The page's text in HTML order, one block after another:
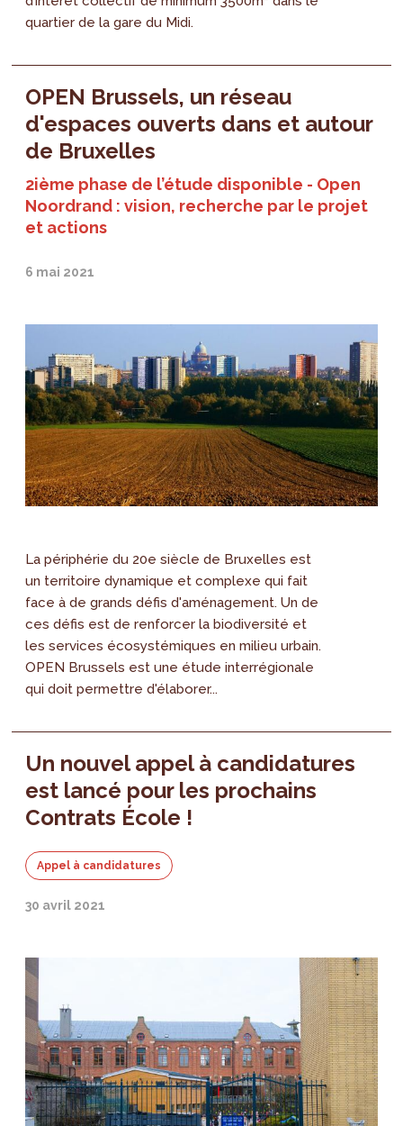
quartier de la gare du Midi.
OPEN Brussels, un réseau
d'espaces ouverts dans et autour
de Bruxelles
2ième phase de l’étude disponible - Open
Noordrand : vision, recherche par le projet
et actions
6 mai 2021
La périphérie du 20e siècle de Bruxelles est
un territoire dynamique et complexe qui fait
face à de grands défis d'aménagement. Un de
ces défis est de renforcer la biodiversité et
les services écosystémiques en milieu urbain.
OPEN Brussels est une étude interrégionale
qui doit permettre d'élaborer...
Un nouvel appel à candidatures
est lancé pour les prochains
Contrats École !
Appel à candidatures
30 avril 2021